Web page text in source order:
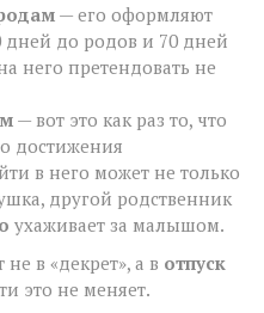
— его оформляют
дней до родов и 70 дней
него претендовать не
— вот это как раз то, что
достижения
в него может не только
другой родственник
ухаживает за малышом.
в «декрет», а в отпуск
это не меняет.